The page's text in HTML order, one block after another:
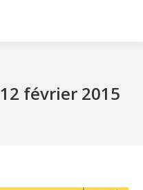
12 février 2015